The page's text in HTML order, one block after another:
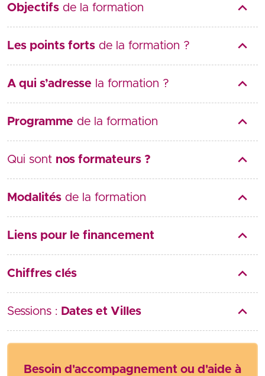
Objectifs de la formation
Les points forts de la formation ?
A qui s’adresse la formation ?
Programme de la formation
Qui sont nos formateurs ?
Modalités de la formation
Liens pour le financement
Chiffres clés
Sessions : Dates et Villes
Besoin d'accompagnement ou d'aide à